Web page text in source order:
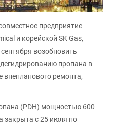
предприятие
и корейской SK Gas,
возобновить
пропана в
внепланового ремонта,
(PDH) мощностью 600
закрыта с 25 июля по